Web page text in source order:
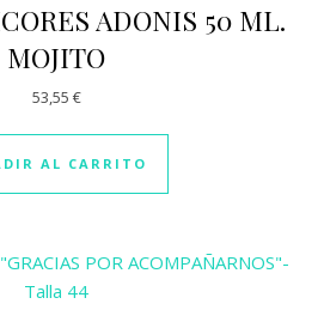
ADONIS 50 ML.
MOJITO
53,55 €
AL CARRITO